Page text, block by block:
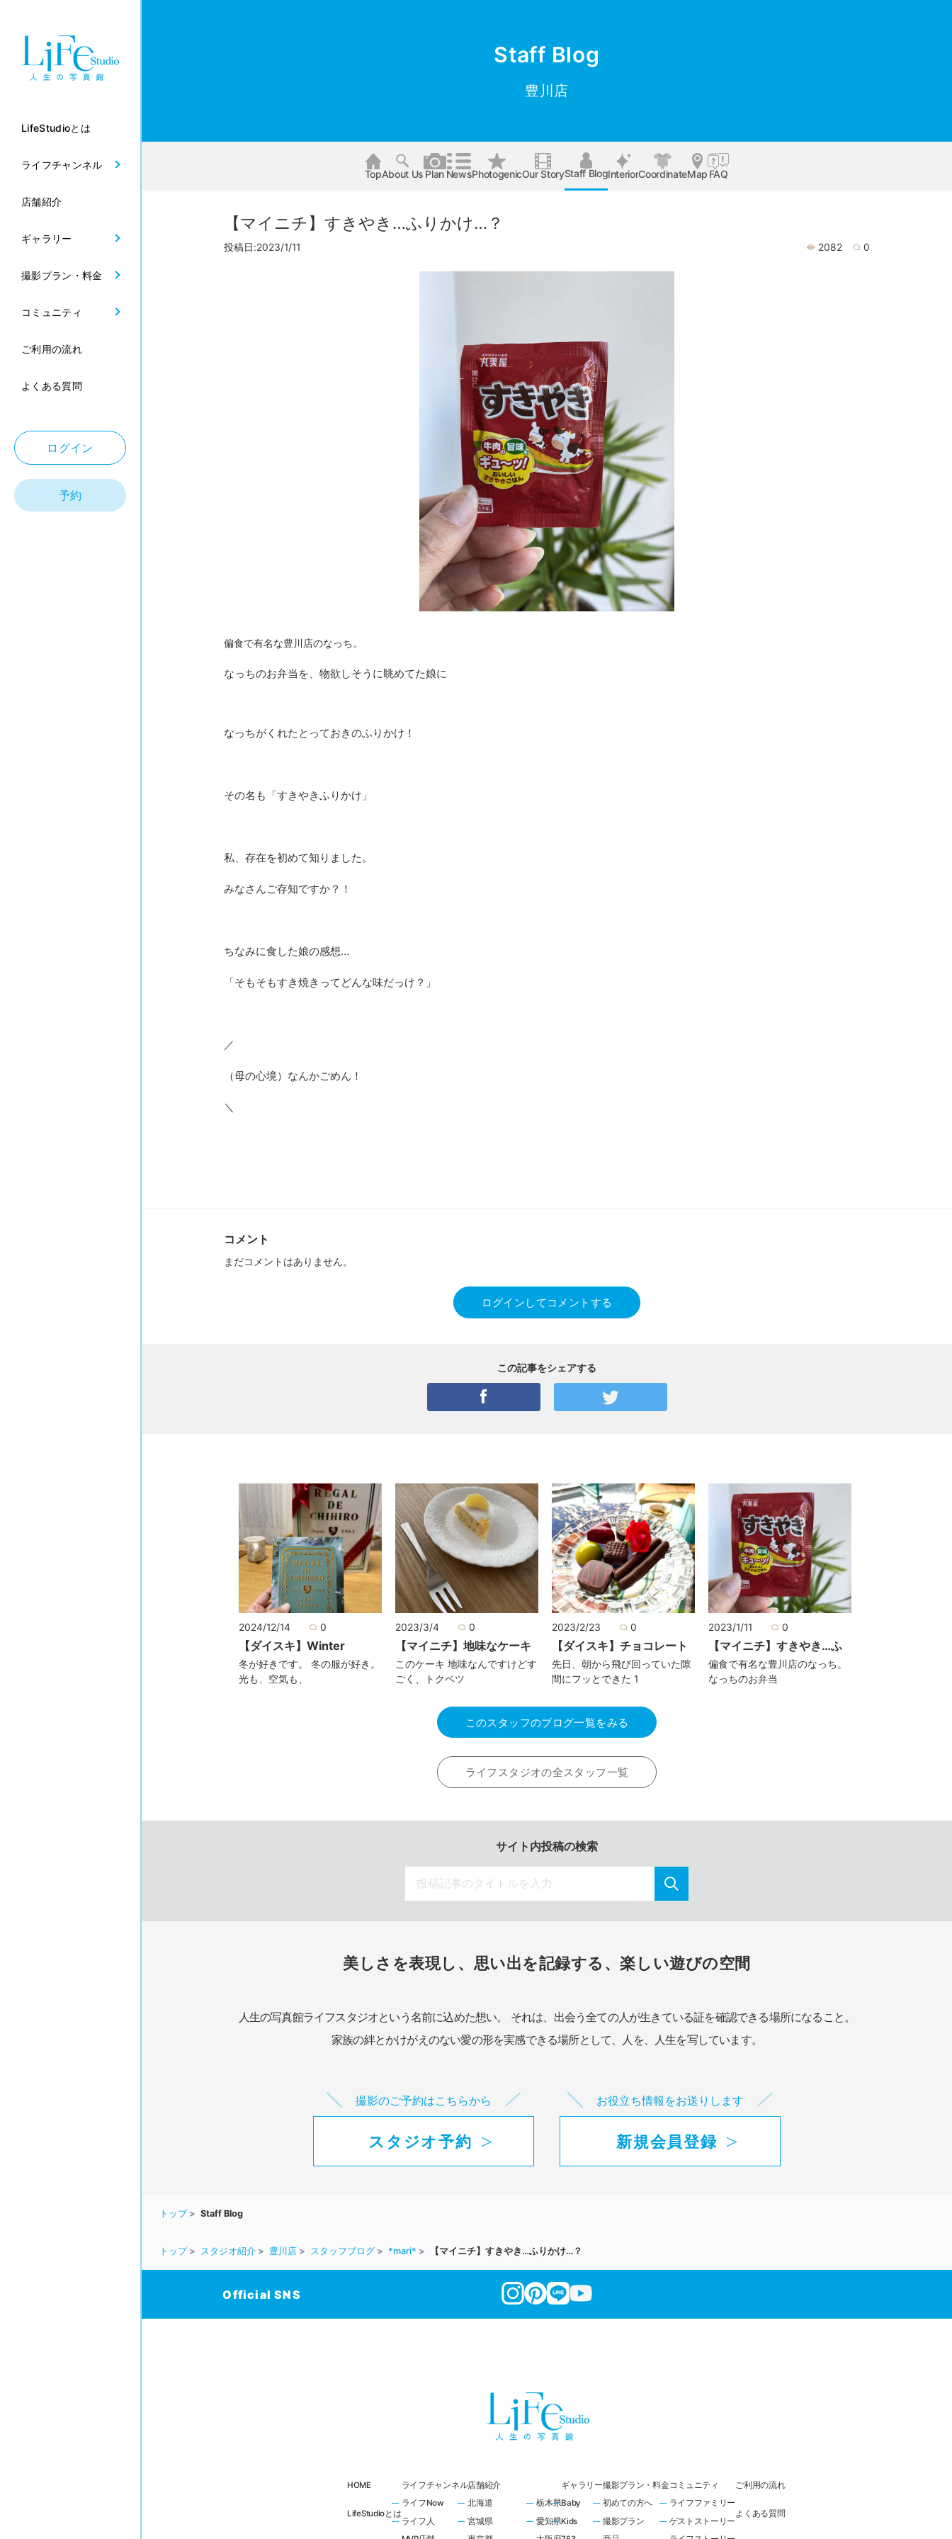
LifeStudioとは
ライフチャンネル
店舗紹介
ギャラリー
撮影プラン・料金
コミュニティ
ご利用の流れ
よくある質問
ログイン
予約
Staff Blog
豊川店
TopAbout Us Plan NewsPhotogenicOur StoryStaff BlogInteriorCoordinateMap FAQ
【マイニチ】すきやき…ふりかけ…？
投稿日:2023/1/11 2082 0
偏食で有名な豊川店のなっち。
なっちのお弁当を、物欲しそうに眺めてた娘に
なっちがくれたとっておきのふりかけ！
その名も「すきやきふりかけ」
私、存在を初めて知りました。
みなさんご存知ですか？！
ちなみに食した娘の感想…
「そもそもすき焼きってどんな味だっけ？」
／
（母の心境）なんかごめん！
＼
コメント
まだコメントはありません。
ログインしてコメントする
この記事をシェアする
2024/12/14 0
【ダイスキ】Winter
冬が好きです。 冬の服が好き。
光も、空気も、
2023/3/4 0
【マイニチ】地味なケーキ
このケーキ 地味なんですけどす
ごく、トクベツ
2023/2/23 0
【ダイスキ】チョコレート
先日、朝から飛び回っていた隙
間にフッとできた 1
2023/1/11 0
【マイニチ】すきやき…ふ
偏食で有名な豊川店のなっち。
なっちのお弁当
このスタッフのブログ一覧をみる
ライフスタジオの全スタッフ一覧
サイト内投稿の検索
美しさを表現し、思い出を記録する、楽しい遊びの空間
人生の写真館ライフスタジオという名前に込めた想い。
それは、出会う全ての人が生きている証を確認できる場所になること。
家族の絆とかけがえのない愛の形を実感できる場所として、 人を、人生を写しています。
撮影のご予約はこちらから
スタジオ予約
お役立ち情報をお送りします
新規会員登録
トップ Staff Blog
トップ スタジオ紹介 豊川店 スタッフブログ *mari* 【マイニチ】すきやき…ふりかけ…？
Official SNS
HOME
LifeStudioとは
ライフチャンネル
ライフNow
ライフ人
店舗紹介
北海道
宮城県
栃木県
愛知県
ギャラリー
Baby
Kids
撮影プラン・料金
初めての方へ
撮影プラン
コミュニティ
ライフファミリー
ゲストストーリー
ご利用の流れ
よくある質問